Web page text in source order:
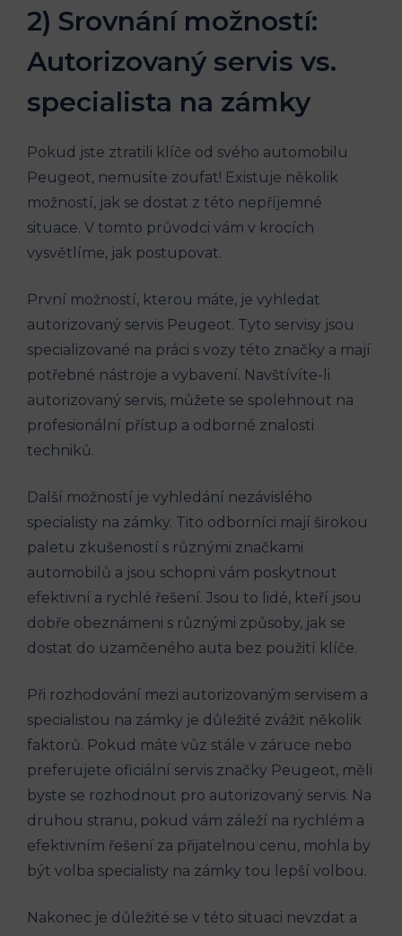
2) Srovnání možností:
Autorizovaný servis vs.
specialista na zámky
Pokud jste ztratili klíče od svého automobilu
Peugeot, nemusíte zoufat! Existuje několik
možností, jak se dostat z této nepříjemné
situace. V tomto průvodci vám v krocích
vysvětlíme, jak postupovat.
První možností, kterou máte, je vyhledat
autorizovaný servis Peugeot. Tyto servisy jsou
specializované na práci s vozy této značky a mají
potřebné nástroje a vybavení. Navštívíte-li
autorizovaný servis, můžete se spolehnout na
profesionální přístup a odborné znalosti
techniků.
Další možností je vyhledání nezávislého
specialisty na zámky. Tito odborníci mají širokou
paletu zkušeností s různými značkami
automobilů a jsou schopni vám poskytnout
efektivní a rychlé řešení. Jsou to lidé, kteří jsou
dobře obeznámeni s různými způsoby, jak se
dostat do uzamčeného auta bez použití klíče.
Při rozhodování mezi autorizovaným servisem a
specialistou na zámky je důležité zvážit několik
faktorů. Pokud máte vůz stále v záruce nebo
preferujete oficiální servis značky Peugeot, měli
byste se rozhodnout pro autorizovaný servis. Na
druhou stranu, pokud vám záleží na rychlém a
efektivním řešení za přijatelnou cenu, mohla by
být volba specialisty na zámky tou lepší volbou.
Nakonec je důležité se v této situaci nevzdat a